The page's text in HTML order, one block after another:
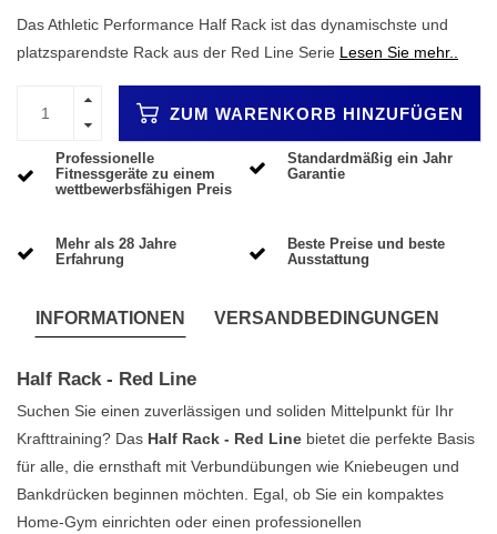
Das Athletic Performance Half Rack ist das dynamischste und
platzsparendste Rack aus der Red Line Serie Lesen Sie mehr..
ZUM WARENKORB HINZUFÜGEN
Professionelle
Fitnessgeräte zu einem
wettbewerbsfähigen Preis
Standardmäßig ein Jahr
Garantie
Mehr als 28 Jahre
Erfahrung
Beste Preise und beste
Ausstattung
INFORMATIONEN VERSANDBEDINGUNGEN
Half Rack - Red Line
Suchen Sie einen zuverlässigen und soliden Mittelpunkt für Ihr
Krafttraining? Das Half Rack - Red Line bietet die perfekte Basis
für alle, die ernsthaft mit Verbundübungen wie Kniebeugen und
Bankdrücken beginnen möchten. Egal, ob Sie ein kompaktes
Home-Gym einrichten oder einen professionellen